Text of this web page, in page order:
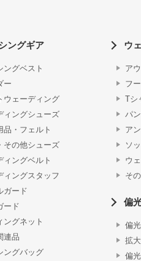
ングギア
ングベスト
ー
ウェーディング
ィングシューズ
品・フェルト
その他シューズ
ィングベルト
ィングスタッフ
ガード
ード
ングネット
連品
ングバッグ
ウ
ア
フ
Tシ
パ
ア
ソ
ウ
そ
偏
偏
拡
偏